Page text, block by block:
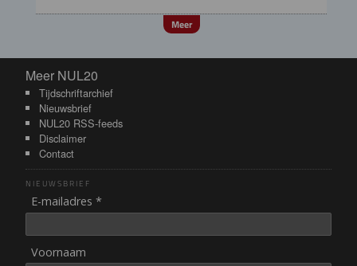
Meer
Meer NUL20
Meer NUL20
Tijdschriftarchief
Nieuwsbrief
NUL20 RSS-feeds
Disclaimer
Contact
NIEUWSBRIEF
E-mailadres *
Voornaam